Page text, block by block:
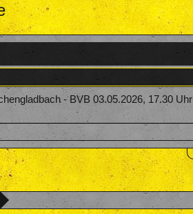
- BVB 03.05.2026, 17.30 Uhr